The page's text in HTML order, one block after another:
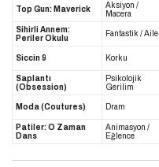
Top Gun: Maverick
Aksiyon /
Macera
Sihirli Annem:
Periler Okulu
Fantastik / Aile
Siccin 9 Korku
Saplantı
(Obsession)
Psikolojik
Gerilim
Moda (Coutures) Dram
Patiler: O Zaman
Dans
Animasyon /
Eğlence